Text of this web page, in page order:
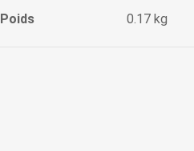
Poids 0.17 kg